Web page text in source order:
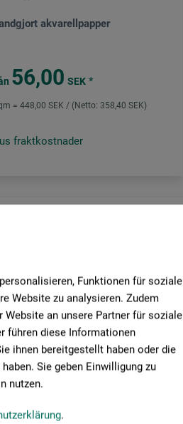
Funktionen für soziale
Website zu analysieren. Zudem
an unsere Partner für soziale
führen diese Informationen
ihnen bereitgestellt haben oder die
Sie geben Einwilligung zu
nutzen.
.
akvarellpapper
56,00 SEK *
= 448,00 SEK / (Netto: 358,40 SEK)
fraktkostnader